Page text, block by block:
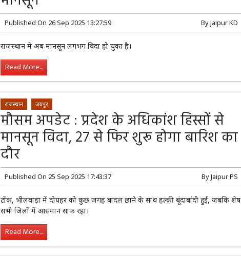
Published On 26 Sep 2025 13:27:59 ByJaipur KD
राजस्थान में अब मानसून लगभग विदा हो चुका है।
Read More...
राजस्थान जयपुर
मौसम अपडेट : प्रदेश के अधिकांश हिस्सों से
मानसून विदा, 27 से फिर शुरू होगा बारिश का
दौर
Published On 25 Sep 2025 17:43:37 ByJaipur PS
टोंक, भीलवाड़ा में दोपहर को कुछ जगह बादल छाने के साथ हल्की बूंदाबांदी हुई, जबकि शेष
सभी जिलों में आसमान साफ रहा।
Read More...